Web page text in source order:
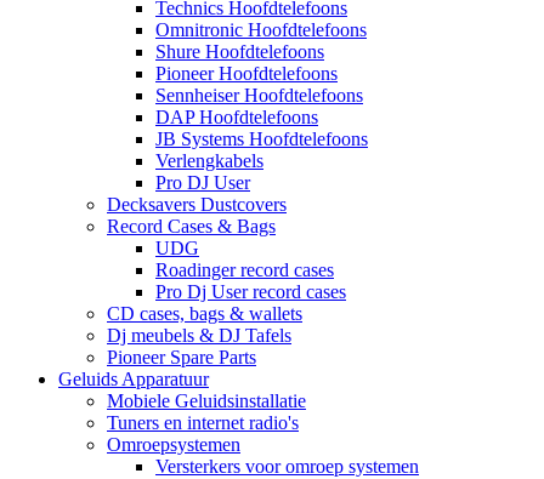
Technics Hoofdtelefoons
Omnitronic Hoofdtelefoons
Shure Hoofdtelefoons
Pioneer Hoofdtelefoons
Sennheiser Hoofdtelefoons
DAP Hoofdtelefoons
JB Systems Hoofdtelefoons
Verlengkabels
Pro DJ User
Decksavers Dustcovers
Record Cases & Bags
UDG
Roadinger record cases
Pro Dj User record cases
CD cases, bags & wallets
Dj meubels & DJ Tafels
Pioneer Spare Parts
Geluids Apparatuur
Mobiele Geluidsinstallatie
Tuners en internet radio's
Omroepsystemen
Versterkers voor omroep systemen